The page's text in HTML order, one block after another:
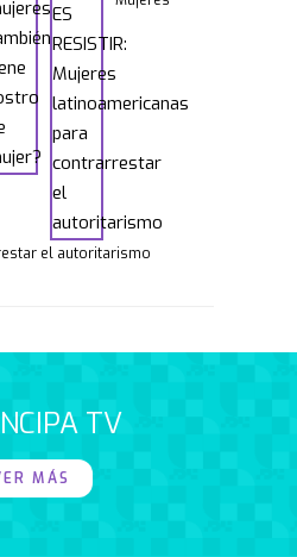
el autoritarismo
TV
MÁS